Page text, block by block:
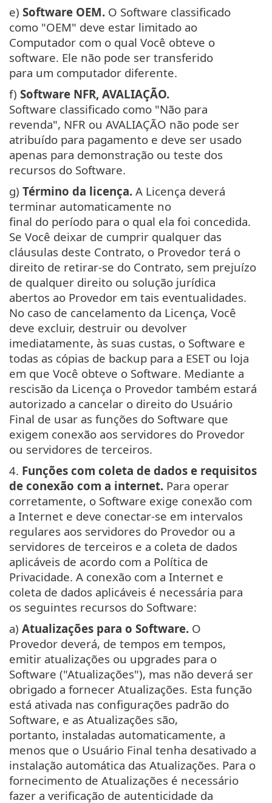
e) Software OEM. O Software classificado
como "OEM" deve estar limitado ao
Computador com o qual Você obteve o
software. Ele não pode ser transferido
para um computador diferente.
f) Software NFR, AVALIAÇÃO.
Software classificado como "Não para
revenda", NFR ou AVALIAÇÃO não pode ser
atribuído para pagamento e deve ser usado
apenas para demonstração ou teste dos
recursos do Software.
g) Término da licença. A Licença deverá
terminar automaticamente no
final do período para o qual ela foi concedida.
Se Você deixar de cumprir qualquer das
cláusulas deste Contrato, o Provedor terá o
direito de retirar-se do Contrato, sem prejuízo
de qualquer direito ou solução jurídica
abertos ao Provedor em tais eventualidades.
No caso de cancelamento da Licença, Você
deve excluir, destruir ou devolver
imediatamente, às suas custas, o Software e
todas as cópias de backup para a ESET ou loja
em que Você obteve o Software. Mediante a
rescisão da Licença o Provedor também estará
autorizado a cancelar o direito do Usuário
Final de usar as funções do Software que
exigem conexão aos servidores do Provedor
ou servidores de terceiros.
4. Funções com coleta de dados e requisitos
de conexão com a internet. Para operar
corretamente, o Software exige conexão com
a Internet e deve conectar-se em intervalos
regulares aos servidores do Provedor ou a
servidores de terceiros e a coleta de dados
aplicáveis de acordo com a Política de
Privacidade. A conexão com a Internet e
coleta de dados aplicáveis é necessária para
os seguintes recursos do Software:
a) Atualizações para o Software. O
Provedor deverá, de tempos em tempos,
emitir atualizações ou upgrades para o
Software ("Atualizações"), mas não deverá ser
obrigado a fornecer Atualizações. Esta função
está ativada nas configurações padrão do
Software, e as Atualizações são,
portanto, instaladas automaticamente, a
menos que o Usuário Final tenha desativado a
instalação automática das Atualizações. Para o
fornecimento de Atualizações é necessário
fazer a verificação de autenticidade da